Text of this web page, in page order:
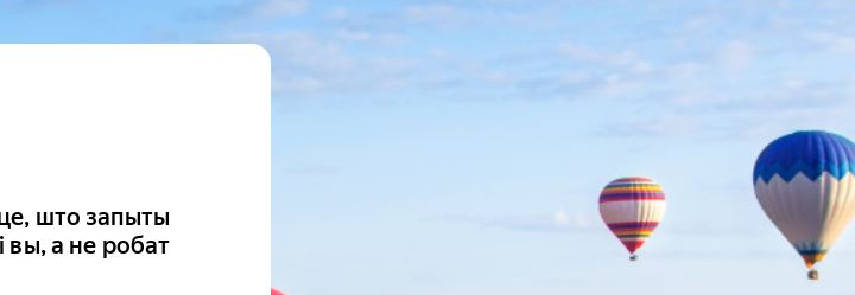
што запыты
вы, а не робат